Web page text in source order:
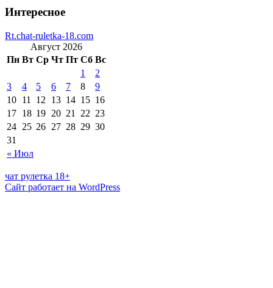
Интересное
Rt.chat-ruletka-18.com
Август 2026
Пн Вт Ср Чт Пт Сб Вс
« Июл
1
2
3
4 5 6 7 8
9
10 11 12 13 14 15 16
17 18 19 20 21 22 23
24 25 26 27 28 29 30
31
чат рулетка 18+
Сайт работает на WordPress